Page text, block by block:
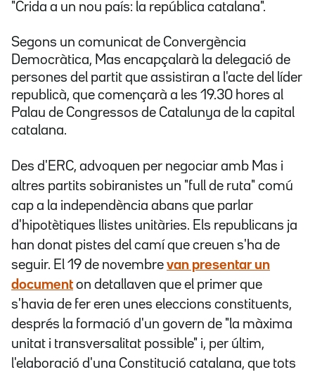
"Crida a un nou país: la república catalana".
Segons un comunicat de Convergència
Democràtica, Mas encapçalarà la delegació de
persones del partit que assistiran a l'acte del líder
republicà, que començarà a les 19.30 hores al
Palau de Congressos de Catalunya de la capital
catalana.
Des d'ERC, advoquen per negociar amb Mas i
altres partits sobiranistes un "full de ruta" comú
cap a la independència abans que parlar
d'hipotètiques llistes unitàries. Els republicans ja
han donat pistes del camí que creuen s'ha de
seguir. El 19 de novembre van presentar un
document on detallaven que el primer que
s'havia de fer eren unes eleccions constituents,
després la formació d'un govern de "la màxima
unitat i transversalitat possible" i, per últim,
l'elaboració d'una Constitució catalana, que tots